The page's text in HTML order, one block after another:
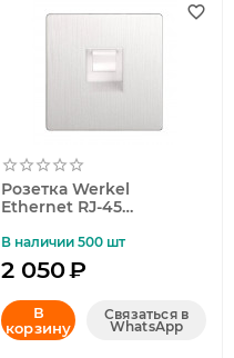
Розетка Werkel
Ethernet RJ-45
рифленый W1181013
4690389172717
В наличии 500 шт
2 050₽
В
корзину
Связаться в
WhatsApp